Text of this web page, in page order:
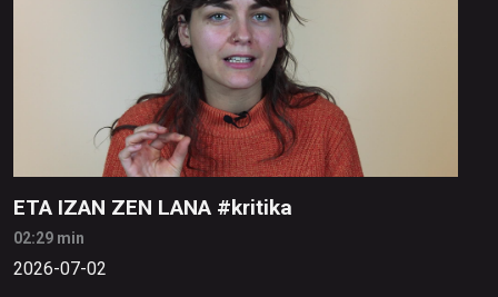
ETA IZAN ZEN LANA #kritika
02:29 min
2026-07-02